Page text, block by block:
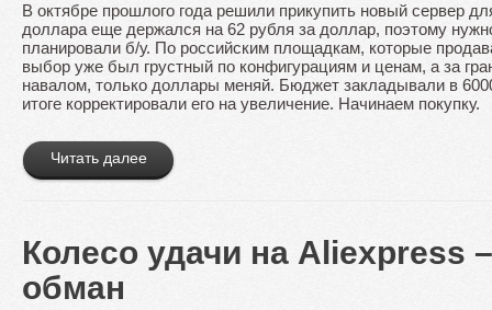
В октябре прошлого года решили прикупить новый сервер
доллара еще держался на 62 рубля за доллар, поэтому
планировали б/у. По российским площадкам, которые
выбор уже был грустный по конфигурациям и ценам, а за
навалом, только доллары меняй. Бюджет закладывали в
итоге корректировали его на увеличение. Начинаем покупку.
Читать далее
Колесо удачи на Aliexpress
обман